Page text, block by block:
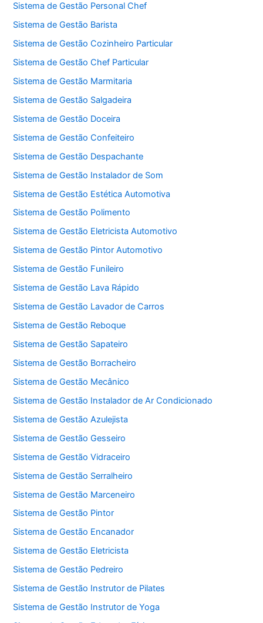
Sistema de Gestão Personal Chef
Sistema de Gestão Barista
Sistema de Gestão Cozinheiro Particular
Sistema de Gestão Chef Particular
Sistema de Gestão Marmitaria
Sistema de Gestão Salgadeira
Sistema de Gestão Doceira
Sistema de Gestão Confeiteiro
Sistema de Gestão Despachante
Sistema de Gestão Instalador de Som
Sistema de Gestão Estética Automotiva
Sistema de Gestão Polimento
Sistema de Gestão Eletricista Automotivo
Sistema de Gestão Pintor Automotivo
Sistema de Gestão Funileiro
Sistema de Gestão Lava Rápido
Sistema de Gestão Lavador de Carros
Sistema de Gestão Reboque
Sistema de Gestão Sapateiro
Sistema de Gestão Borracheiro
Sistema de Gestão Mecânico
Sistema de Gestão Instalador de Ar Condicionado
Sistema de Gestão Azulejista
Sistema de Gestão Gesseiro
Sistema de Gestão Vidraceiro
Sistema de Gestão Serralheiro
Sistema de Gestão Marceneiro
Sistema de Gestão Pintor
Sistema de Gestão Encanador
Sistema de Gestão Eletricista
Sistema de Gestão Pedreiro
Sistema de Gestão Instrutor de Pilates
Sistema de Gestão Instrutor de Yoga